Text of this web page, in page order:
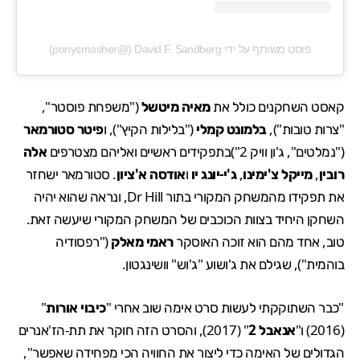
פוסט משותף על ידי ‏‎David F. Sandberg‎‏ (@‏‎ponysmasher‎‏)
קאסט השחקנים כולל אתמאיה מיטשל("משפחת פוסטר",
"צרות טובות"),בלמונט קמלי("בלילות הקיץ"), ופיטר סטורמאר
("נמלטים", ג'ון וויק 2")בתפקידים ראשיים ואליהם מצטרפים
אלה
רובין,מייקל צ'ימינו,ג'י-יונג יו ואודסה א'ציון. סטורמאר ישחזר
את תפקידו מהמשחק המקורי בתור Dr Hill, ונראה שהוא יהיה
השחקן היחיד בצוות הכוכבים של המשחק המקורי שיעשה זאת.
טוב, אחד מהם הוא זוכה האוסקרראמי מאלק("רפסודיה
בוהמית"), שגילם את ג'ושוע "ג'וש" וושינגטון.
"כבר השתוקקתי לעשות סרט אימה שוב אחרי "כיבוי אורות"
(2016) ו"
אנאבל 2
" (2017), והסרט הזה חוקר את תת-הז'אנרים
הגדולים של האימה כדי ליצור את החוויה הכי מפחידה שאפשר",